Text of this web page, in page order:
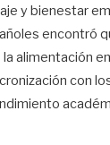
y bienestar
encontró
alimentación
con